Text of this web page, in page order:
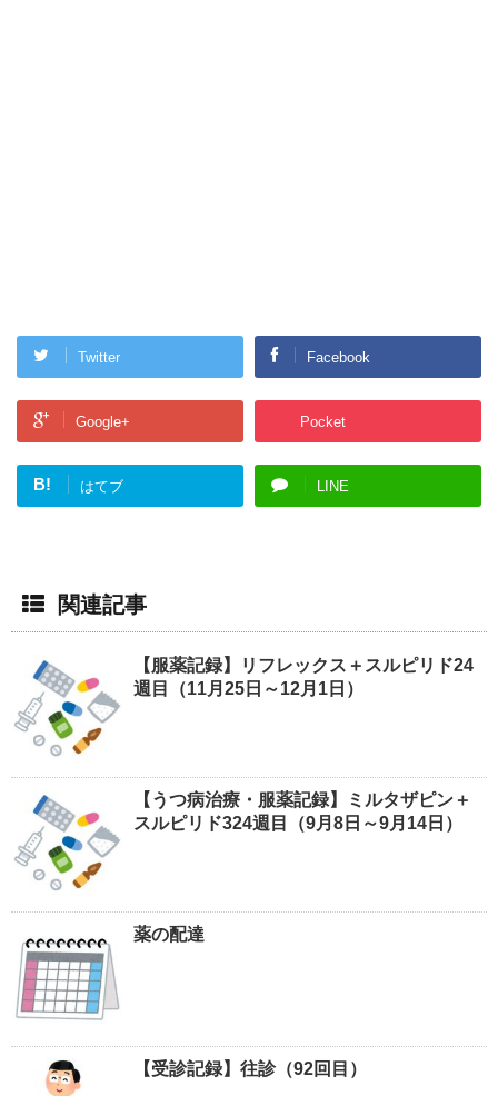
Twitter Facebook
Google+ Pocket
B! はてブ LINE
関連記事
【服薬記録】リフレックス＋スルピリド24
週目（11月25日～12月1日）
【うつ病治療・服薬記録】ミルタザピン＋
スルピリド324週目（9月8日～9月14日）
薬の配達
【受診記録】往診（92回目）